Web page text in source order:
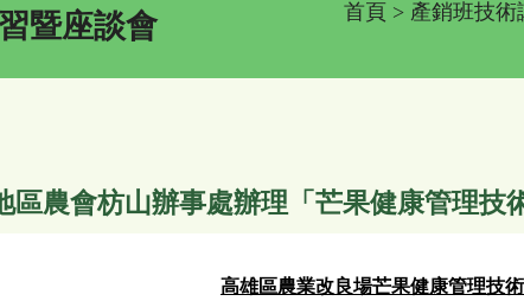
暨座談會 首頁 > 產銷班技術
區農會枋山辦事處辦理「芒果健康管理技
高雄區農業改良場芒果健康管理技